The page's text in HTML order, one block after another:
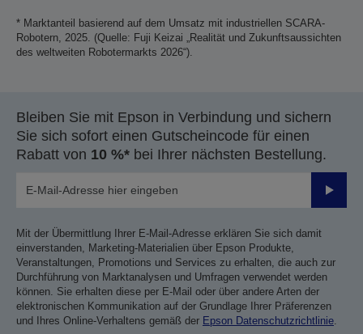
* Marktanteil basierend auf dem Umsatz mit industriellen SCARA-
Robotern, 2025. (Quelle: Fuji Keizai „Realität und Zukunftsaussichten
des weltweiten Robotermarkts 2026“).
Bleiben Sie mit Epson in Verbindung und sichern
Sie sich sofort einen Gutscheincode für einen
Rabatt von 10 %* bei Ihrer nächsten Bestellung.
Mit der Übermittlung Ihrer E-Mail-Adresse erklären Sie sich damit
einverstanden, Marketing-Materialien über Epson Produkte,
Veranstaltungen, Promotions und Services zu erhalten, die auch zur
Durchführung von Marktanalysen und Umfragen verwendet werden
können. Sie erhalten diese per E-Mail oder über andere Arten der
elektronischen Kommunikation auf der Grundlage Ihrer Präferenzen
und Ihres Online-Verhaltens gemäß der Epson Datenschutzrichtlinie.